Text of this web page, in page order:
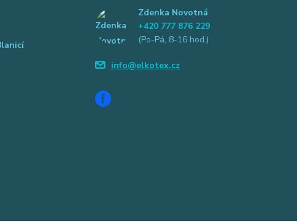
Zdenka Novotná
+420 777 876 229
(Po-Pá, 8-16 hod.)
info@elkotex.cz